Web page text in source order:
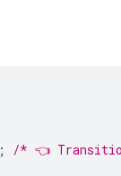
; /* 👈